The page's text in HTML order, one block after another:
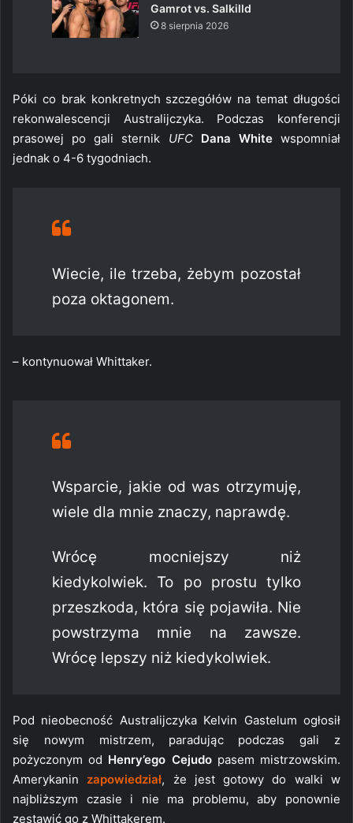
Gamrot vs. Salkilld
8 sierpnia 2026
Póki co brak konkretnych szczegółów na temat długości
rekonwalescencji Australijczyka. Podczas konferencji
prasowej po gali sternik UFC Dana Whitewspomniał
jednak o 4-6 tygodniach.
Wiecie, ile trzeba, żebym pozostał
poza oktagonem.
– kontynuował Whittaker.
Wsparcie, jakie od was otrzymuję,
wiele dla mnie znaczy, naprawdę.
Wrócę mocniejszy niż
kiedykolwiek. To po prostu tylko
przeszkoda, która się pojawiła. Nie
powstrzyma mnie na zawsze.
Wrócę lepszy niż kiedykolwiek.
Pod nieobecność Australijczyka Kelvin Gastelum ogłosił
się nowym mistrzem, paradując podczas gali z
pożyczonym od Henry’ego Cejudopasem mistrzowskim.
Amerykanin zapowiedział, że jest gotowy do walki w
najbliższym czasie i nie ma problemu, aby ponownie
zestawić go z Whittakerem.